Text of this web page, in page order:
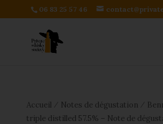
06 83 25 57 46
Accueil Notes de dégustation
triple distilled 57.5% – Note de